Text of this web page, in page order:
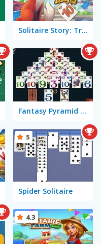
Solitaire Story: TriPeaks 2
Fantasy Pyramid Solitaire
Spider Solitaire
5
4.3